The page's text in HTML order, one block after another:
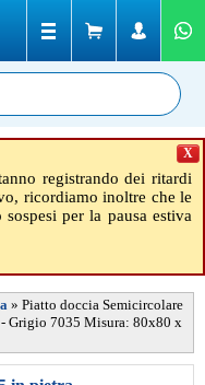
registrando dei ritardi
ricordiamo inoltre che le
per la pausa estiva
X
» Piatto doccia Semicircolare
Grigio 7035 Misura: 80x80 x